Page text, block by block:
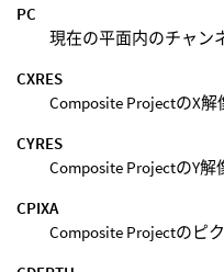
PC
現在の平面内のチャン
CXRES
Composite ProjectのX解
CYRES
Composite ProjectのY解
CPIXA
Composite Projectのピ